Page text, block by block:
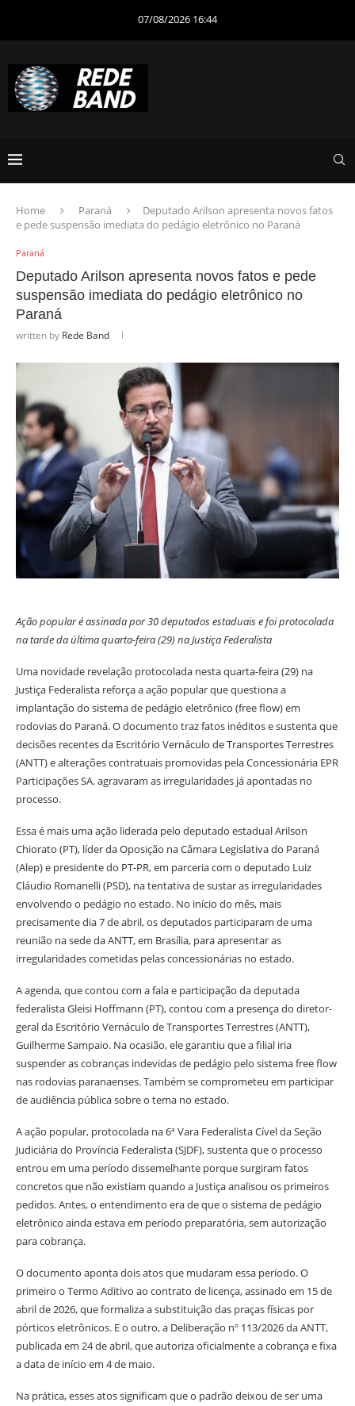
07/08/2026 16:44
Home Paraná
Deputado Arilson apresenta novos fatos
e pede suspensão imediata do pedágio eletrônico no Paraná
Paraná
Deputado Arilson apresenta novos fatos e pede
suspensão imediata do pedágio eletrônico no
Paraná
written by Rede Band
Ação popular é assinada por 30 deputados estaduais e foi protocolada
na tarde da última quarta-feira (29) na Justiça Federalista
Uma novidade revelação protocolada nesta quarta-feira (29) na
Justiça Federalista reforça a ação popular que questiona a
implantação do sistema de pedágio eletrônico (free flow) em
rodovias do Paraná. O documento traz fatos inéditos e sustenta que
decisões recentes da Escritório Vernáculo de Transportes Terrestres
(ANTT) e alterações contratuais promovidas pela Concessionária EPR
Participações SA. agravaram as irregularidades já apontadas no
processo.
Essa é mais uma ação liderada pelo deputado estadual Arilson
Chiorato (PT), líder da Oposição na Câmara Legislativa do Paraná
(Alep) e presidente do PT-PR, em parceria com o deputado Luiz
Cláudio Romanelli (PSD), na tentativa de sustar as irregularidades
envolvendo o pedágio no estado. No início do mês, mais
precisamente dia 7 de abril, os deputados participaram de uma
reunião na sede da ANTT, em Brasília, para apresentar as
irregularidades cometidas pelas concessionárias no estado.
A agenda, que contou com a fala e participação da deputada
federalista Gleisi Hoffmann (PT), contou com a presença do diretor-
geral da Escritório Vernáculo de Transportes Terrestres (ANTT),
Guilherme Sampaio. Na ocasião, ele garantiu que a filial iria
suspender as cobranças indevidas de pedágio pelo sistema free flow
nas rodovias paranaenses. Também se comprometeu em participar
de audiência pública sobre o tema no estado.
A ação popular, protocolada na 6ª Vara Federalista Cível da Seção
Judiciária do Província Federalista (SJDF), sustenta que o processo
entrou em uma período dissemelhante porque surgiram fatos
concretos que não existiam quando a Justiça analisou os primeiros
pedidos. Antes, o entendimento era de que o sistema de pedágio
eletrônico ainda estava em período preparatória, sem autorização
para cobrança.
O documento aponta dois atos que mudaram essa período. O
primeiro o Termo Aditivo ao contrato de licença, assinado em 15 de
abril de 2026, que formaliza a substituição das praças físicas por
pórticos eletrônicos. E o outro, a Deliberação nº 113/2026 da ANTT,
publicada em 24 de abril, que autoriza oficialmente a cobrança e fixa
a data de início em 4 de maio.
Na prática, esses atos significam que o padrão deixou de ser uma